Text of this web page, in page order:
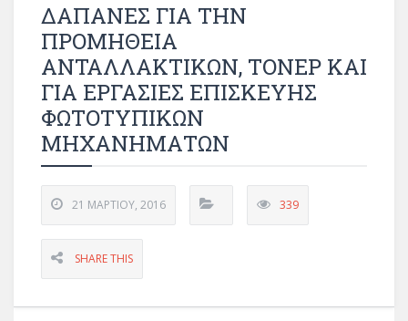
ΔΑΠΑΝΕΣ ΓΙΑ ΤΗΝ
ΠΡΟΜΗΘΕΙΑ
ΑΝΤΑΛΛΑΚΤΙΚΩΝ, ΤΟΝΕΡ ΚΑΙ
ΓΙΑ ΕΡΓΑΣΙΕΣ ΕΠΙΣΚΕΥΗΣ
ΦΩΤΟΤΥΠΙΚΩΝ
ΜΗΧΑΝΗΜΑΤΩΝ
21 ΜΑΡΤΊΟΥ, 2016 339
SHARE THIS